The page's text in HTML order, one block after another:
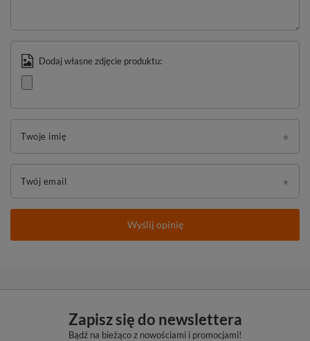
Dodaj własne zdjęcie produktu:
Twoje imię
Twój email
Wyślij opinię
Zapisz się do newslettera
Bądź na bieżąco z nowościami i promocjami!